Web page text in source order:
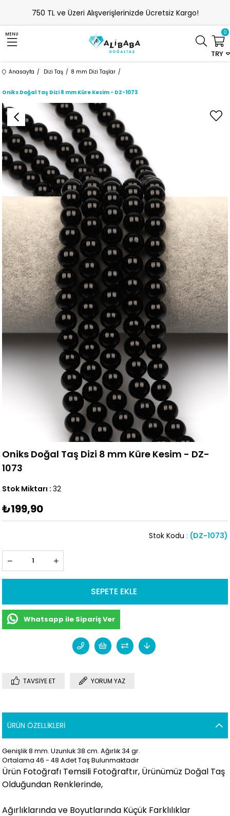
750 TL ve Üzeri Alışverişlerinizde Ücretsiz Kargo!
MENU
TRY
0
Anasayfa Dizi Taş 8 mm Dizi Taşlar
Oniks Doğal Taş Dizi 8 mm Küre Kesim - DZ-1073
Oniks Doğal Taş Dizi 8 mm Küre Kesim - DZ-
1073
Stok Miktarı : 32
₺199,90
(DZ-1073)
Stok Kodu
Whatsapp ile Sipariş Ver
TAVSIYE ET YORUM YAZ
ÜRÜN ÖZELLIKLERI
Genişlik 8 mm. Uzunluk 38 cm. Ağırlık 34 gr.
Ortalama 46 - 48 Adet Taş Bulunmaktadır
Ürün Fotoğrafı Temsili Fotoğraftır, Ürünümüz Doğal Taş
Olduğundan Renklerinde,
Ağırlıklarında ve Boyutlarında Küçük Farklılıklar